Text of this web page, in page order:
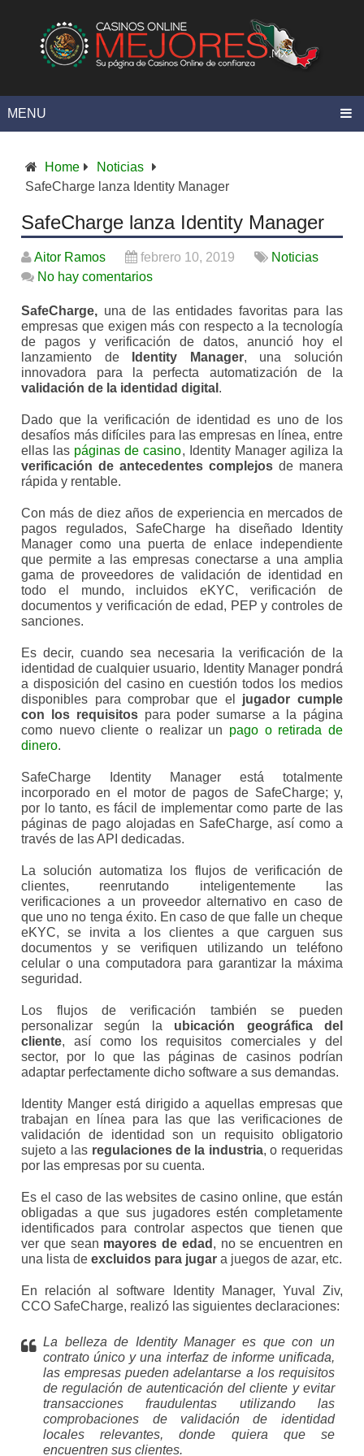
MENU
Home
Noticias
SafeCharge lanza Identity Manager
SafeCharge lanza Identity Manager
Aitor Ramos febrero 10, 2019
Noticias
No hay comentarios
SafeCharge, una de las entidades favoritas para las
empresas que exigen más con respecto a la tecnología
de pagos y verificación de datos, anunció hoy el
lanzamiento de
Identity Manager, una solución
innovadora para la perfecta automatización de la
validación de la identidad digital .
Dado que la verificación de identidad es uno de los
desafíos más difíciles para las empresas en línea, entre
ellas las páginas de casino, Identity Manager agiliza la
verificación de antecedentes complejosde manera
rápida y rentable.
Con más de diez años de experiencia en mercados de
pagos regulados, SafeCharge ha diseñado Identity
Manager como una puerta de enlace independiente
que permite a las empresas conectarse a una amplia
gama de proveedores de validación de identidad en
todo el mundo, incluidos eKYC, verificación de
documentos y verificación de edad, PEP y controles de
sanciones.
Es decir, cuando sea necesaria la verificación de la
identidad de cualquier usuario, Identity Manager pondrá
a disposición del casino en cuestión todos los medios
disponibles para comprobar que el jugador cumple
con los requisitospara poder sumarse a la página
como nuevo cliente o realizar un pago o retirada de
dinero.
SafeCharge Identity Manager está totalmente
incorporado en el motor de pagos de SafeCharge; y,
por lo tanto, es fácil de implementar como parte de las
páginas de pago alojadas en SafeCharge, así como a
través de las API dedicadas.
La solución automatiza los flujos de verificación de
clientes, reenrutando inteligentemente las
verificaciones a un proveedor alternativo en caso de
que uno no tenga éxito. En caso de que falle un cheque
eKYC, se invita a los clientes a que carguen sus
documentos y se verifiquen utilizando un teléfono
celular o una computadora para garantizar la máxima
seguridad.
Los flujos de verificación también se pueden
personalizar según la ubicación geográfica del
cliente, así como los requisitos comerciales y del
sector, por lo que las páginas de casinos podrían
adaptar perfectamente dicho software a sus demandas.
Identity Manger está dirigido a aquellas empresas que
trabajan en línea para las que las verificaciones de
validación de identidad son un requisito obligatorio
sujeto a las regulaciones de la industria, o requeridas
por las empresas por su cuenta.
Es el caso de las websites de casino online, que están
obligadas a que sus jugadores estén completamente
identificados para controlar aspectos que tienen que
ver que sean mayores de edad , no se encuentren en
una lista deexcluidos para jugar a juegos de azar, etc.
En relación al software Identity Manager, Yuval Ziv,
CCO SafeCharge, realizó las siguientes declaraciones:
La belleza de Identity Manager es que con un
contrato único y una interfaz de informe unificada,
las empresas pueden adelantarse a los requisitos
de regulación de autenticación del cliente y evitar
transacciones fraudulentas utilizando las
comprobaciones de validación de identidad
locales relevantes, donde quiera que se
encuentren sus clientes.